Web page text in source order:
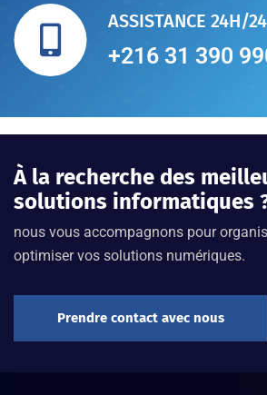
ASSISTANCE 24H/
+216 31 390
À la recherche des
solutions informatiques
nous vous accompagnons pour
optimiser vos solutions numériques.
Prendre contact avec nous